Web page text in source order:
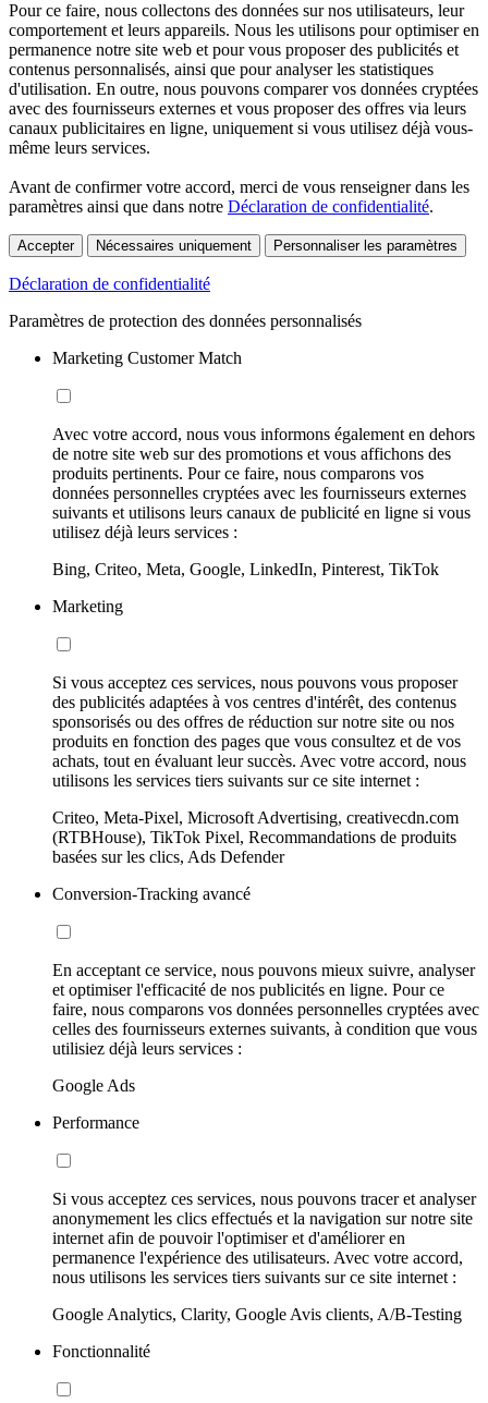
Pour ce faire, nous collectons des données sur nos utilisateurs, leur
comportement et leurs appareils. Nous les utilisons pour optimiser en
permanence notre site web et pour vous proposer des publicités et
contenus personnalisés, ainsi que pour analyser les statistiques
d'utilisation. En outre, nous pouvons comparer vos données cryptées
avec des fournisseurs externes et vous proposer des offres via leurs
canaux publicitaires en ligne, uniquement si vous utilisez déjà vous-
même leurs services.
Avant de confirmer votre accord, merci de vous renseigner dans les
paramètres ainsi que dans notre Déclaration de confidentialité.
Accepter Nécessaires uniquement Personnaliser les paramètres
Déclaration de confidentialité
Paramètres de protection des données personnalisés
Marketing Customer Match
Avec votre accord, nous vous informons également en dehors
de notre site web sur des promotions et vous affichons des
produits pertinents. Pour ce faire, nous comparons vos
données personnelles cryptées avec les fournisseurs externes
suivants et utilisons leurs canaux de publicité en ligne si vous
utilisez déjà leurs services :
Bing, Criteo, Meta, Google, LinkedIn, Pinterest, TikTok
Marketing
Si vous acceptez ces services, nous pouvons vous proposer
des publicités adaptées à vos centres d'intérêt, des contenus
sponsorisés ou des offres de réduction sur notre site ou nos
produits en fonction des pages que vous consultez et de vos
achats, tout en évaluant leur succès. Avec votre accord, nous
utilisons les services tiers suivants sur ce site internet :
Criteo, Meta-Pixel, Microsoft Advertising, creativecdn.com
(RTBHouse), TikTok Pixel, Recommandations de produits
basées sur les clics, Ads Defender
Conversion-Tracking avancé
En acceptant ce service, nous pouvons mieux suivre, analyser
et optimiser l'efficacité de nos publicités en ligne. Pour ce
faire, nous comparons vos données personnelles cryptées avec
celles des fournisseurs externes suivants, à condition que vous
utilisiez déjà leurs services :
Google Ads
Performance
Si vous acceptez ces services, nous pouvons tracer et analyser
anonymement les clics effectués et la navigation sur notre site
internet afin de pouvoir l'optimiser et d'améliorer en
permanence l'expérience des utilisateurs. Avec votre accord,
nous utilisons les services tiers suivants sur ce site internet :
Google Analytics, Clarity, Google Avis clients, A/B-Testing
Fonctionnalité